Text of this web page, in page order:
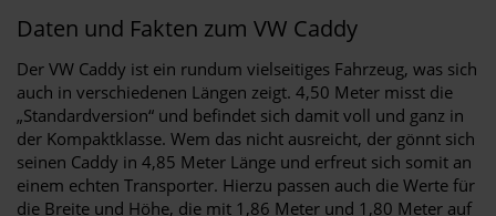
Daten und Fakten zum VW Caddy
Der VW Caddy ist ein rundum vielseitiges Fahrzeug, was sich
auch in verschiedenen Längen zeigt. 4,50 Meter misst die
„Standardversion“ und befindet sich damit voll und ganz in
der Kompaktklasse. Wem das nicht ausreicht, der gönnt sich
seinen Caddy in 4,85 Meter Länge und erfreut sich somit an
einem echten Transporter. Hierzu passen auch die Werte für
die Breite und Höhe, die mit 1,86 Meter und 1,80 Meter auf